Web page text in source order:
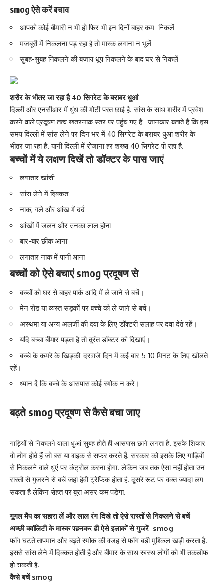
smogऐसे करें बचाव
आपको कोई बीमारी न भी हो फिर भी इन दिनों बाहर कम निकलें
मजबूरी में निकलना पड़ रहा है तो मास्क लगाना न भूलें
सुबह-सुबह निकलने की बजाय धूप निकलने के बाद घर से निकलें
शरीर के भीतर जा रहा है 40 सिगरेट के बराबर धुआं
दिल्ली और एनसीआर में धुंध की मोटी परत छाई है. सांस के साथ शरीर में प्रवेश
करने वाले प्रदूषण तत्व खतरनाक स्तर पर पहुंच गए हैं. जानकार बताते हैं कि इस
समय दिल्ली में सांस लेने पर दिन भर में 40 सिगरेट के बराबर धुआं शरीर के
भीतर जा रहा है. यानी दिल्ली में रोजाना हर शख्स 40 सिगरेट पी रहा है.
बच्चों में ये लक्षण दिखें तो डॉक्टर के पास जाएं
लगातार खांसी
सांस लेने में दिक्कत
नाक, गले और आंख में दर्द
आंखों में जलन और उनका लाल होना
बार-बार छींक आना
लगातार नाक में पानी आना
बच्चों को ऐसे बचाएंsmogप्रदूषण से
बच्चों को घर से बाहर पार्क आदि में ले जाने से बचें।
मेन रोड या व्यस्त सड़कों पर बच्चे को ले जाने से बचें।
अस्थमा या अन्य अलर्जी की दवा के लिए डॉक्टरी सलाह पर दवा देते रहें।
यदि बच्चा बीमार पड़ता है तो तुरंत डॉक्टर को दिखाएं।
बच्चे के कमरे के खिड़की-दरवाजे दिन में कई बार 5-10 मिनट के लिए खोलते
रहें।
ध्यान दें कि बच्चे के आसपास कोई स्मोक न करे।
बढ़तेsmogप्रदूषण से कैसे बचा जाए
गाड़ियों से निकलने वाला धुआं सुबह होते ही आसपास छाने लगता है. इसके शिकार
वो लोग होते हैं जो बस या बाइक से सफर करते हैं. सरकार को इसके लिए गाड़ियों
से निकलने वाले धुएं पर कंट्रोल करना होगा. लेकिन जब तक ऐसानहीं होता उन
रास्तों से गुजरनेसे बचें जहां हेवी ट्रैफिक होता है. दूसरे रूट पर वक्त ज्यादा लग
सकता है लेकिन सेहत पर बुरा असर कम पड़ेगा.
गूगल मैप का सहारा लें और लाल रंग दिखे तो ऐसे रास्तों से निकलने से बचें
अच्छी क्वॉलिटी के मास्क पहनकर ही ऐसे इलाकों से गुजरें smog
फॉग घटतेतापमान और बढ़ते स्मोककी वजह से फॉग बड़ी मुश्किल खड़ी करता है.
इससे सांस लेने में दिक्कत होती है और बीमार के साथ स्वस्थ लोगों को भी तकलीफ
हो सकती है.
कैसे बचें smog